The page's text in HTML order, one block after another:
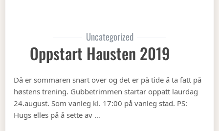
Uncategorized
Oppstart Hausten 2019
Då er sommaren snart over og det er på tide å ta fatt på
høstens trening. Gubbetrimmen startar oppatt laurdag
24.august. Som vanleg kl. 17:00 på vanleg stad. PS:
Hugs elles på å sette av …